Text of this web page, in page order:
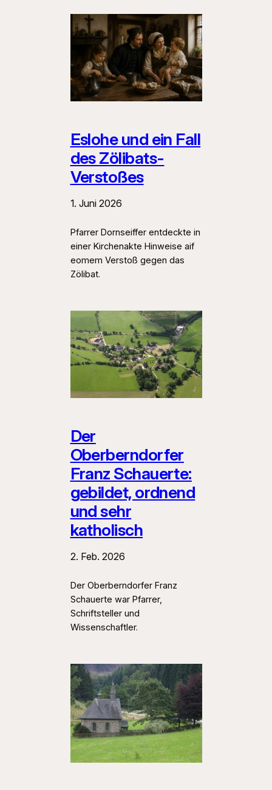
Eslohe und ein Fall
des Zölibats-
Verstoßes
1. Juni 2026
Pfarrer Dornseiffer entdeckte in
einer Kirchenakte Hinweise aif
eomem Verstoß gegen das
Zölibat.
Der
Oberberndorfer
Franz Schauerte:
gebildet, ordnend
und sehr
katholisch
2. Feb. 2026
Der Oberberndorfer Franz
Schauerte war Pfarrer,
Schriftsteller und
Wissenschaftler.